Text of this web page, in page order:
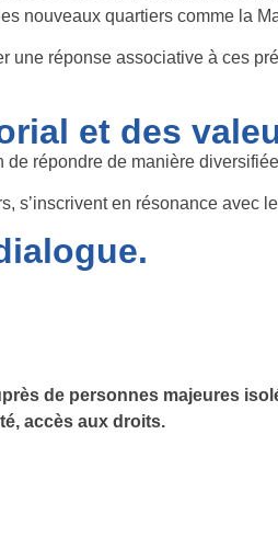
nouveaux quartiers comme la
une réponse associative à ces
et des
de répondre de manière
s’inscrivent en résonance avec
de personnes majeures
accès aux droits.